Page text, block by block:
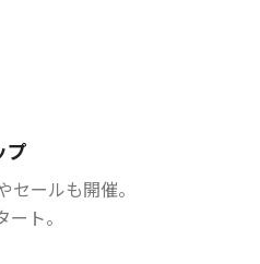
プ
ールも開催。
ト。